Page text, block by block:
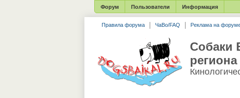
Форум Пользователи Информация
Правила форума ЧаВо/FAQ Реклама на
Собаки
региона